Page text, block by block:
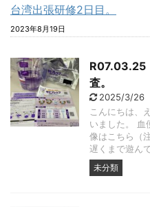
台湾出張研修2日目。
2023年8月19日
R07.03.25
査。
2025/3/26
こんにちは、
いました。
像はこちら（
遅くまで遊ん
未分類